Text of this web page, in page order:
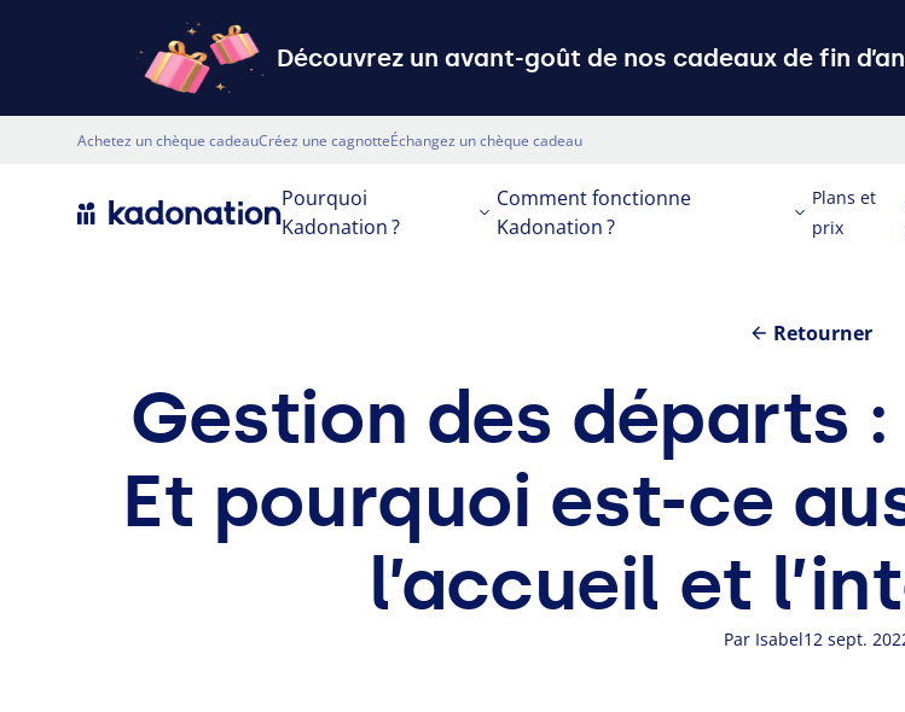
Découvrez un avant-goût de nos cadeaux de fin
Top nav
Achetez un chèque cadeauCréez une cagnotteÉchangez un chèque cadeau
Primary
Pourquoi
Kadonation ?
Comment fonctionne
Kadonation ?
Plans et
prix
Retourner
Gestion des départs :
Et pourquoi est-ce
l’accueil et
Par Isabel12 sept.